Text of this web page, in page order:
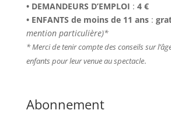
• DEMANDEURS D’EMPLOI : 4 €
• ENFANTS de moins de 11 ans:
mention particulière)*
* Merci de tenir compte des conseils sur
enfants pour leur venue au spectacle.
Abonnement